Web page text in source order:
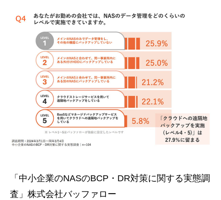
「中小企業のNASのBCP・DR対策に関する実態調
査」株式会社バッファロー